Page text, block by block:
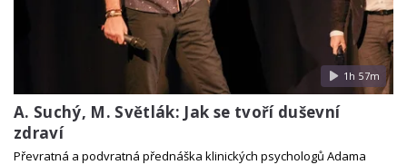
1h 57m
A. Suchý, M. Světlák: Jak se tvoří duševní
zdraví
Převratná a podvratná přednáška klinických psychologů Adama